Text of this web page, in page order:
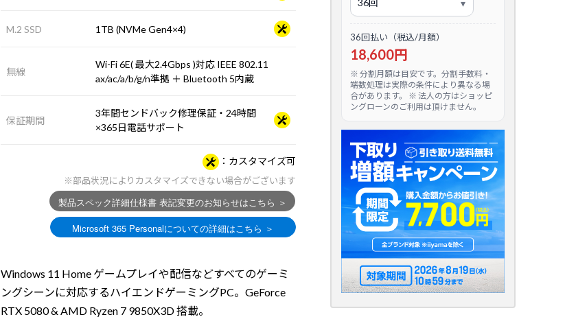
M.2 SSD 1TB (NVMe Gen4×4)
無線
Wi-Fi 6E( 最大2.4Gbps )対応 IEEE 802.11
ax/ac/a/b/g/n準拠 ＋ Bluetooth 5内蔵
保証期間
3年間センドバック修理保証・24時間
×365日電話サポート
カスタマイズ可
※部品状況によりカスタマイズできない場合がございます
Windows 11 Home ゲームプレイや配信などすべてのゲーミ
ングシーンに対応するハイエンドゲーミングPC。GeForce
RTX 5080 & AMD Ryzen 7 9850X3D 搭載。
36回払い（税込/月額）
18,600円
※ 分割月額は目安です。分割手数料・
端数処理は実際の条件により異なる場
合があります。 ※ 法人の方はショッピ
ングローンのご利用は頂けません。